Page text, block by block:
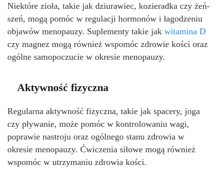
Niektóre zioła, takie jak dziurawiec, kozieradka czy żeń-
szeń, mogą pomóc w regulacji hormonów i łagodzeniu
objawów menopauzy. Suplementy takie jak witamina D
czy magnez mogą również wspomóc zdrowie kości oraz
ogólne samopoczucie w okresie menopauzy.
Aktywność fizyczna
Regularna aktywność fizyczna, takie jak spacery, joga
czy pływanie, może pomóc w kontrolowaniu wagi,
poprawie nastroju oraz ogólnego stanu zdrowia w
okresie menopauzy. Ćwiczenia siłowe mogą również
wspomóc w utrzymaniu zdrowia kości.